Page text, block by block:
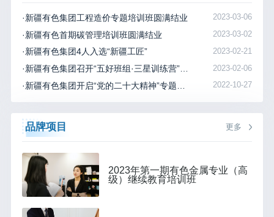
·新疆有色集团工程造价专题培训班圆满结业 2023-03-06
·新疆有色首期碳管理培训班圆满结业 2023-03-02
·新疆有色集团4人入选“新疆工匠” 2023-02-21
·新疆有色集团召开“五好班组·三星训练营”培训总结表彰会 2023-02-06
2022-10-27
品牌项目 更多
2023年第一期有色金属专业（高
级）继续教育培训班